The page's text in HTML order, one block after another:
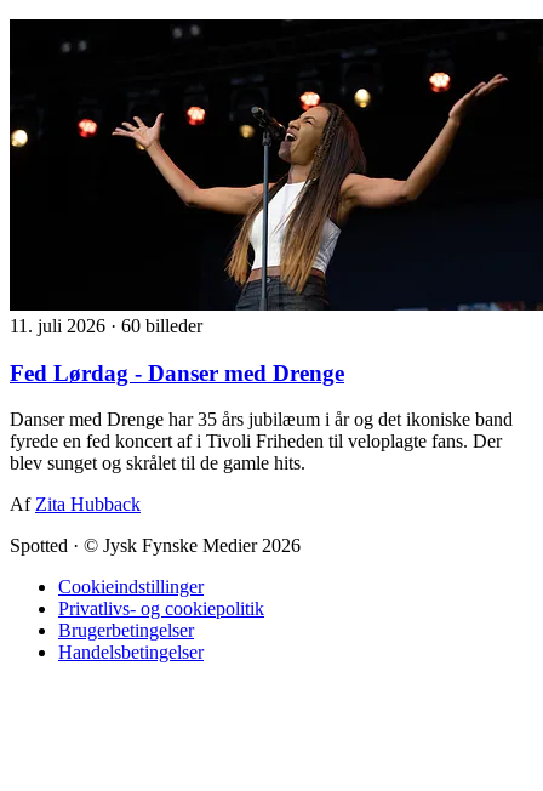
11. juli 2026 · 60 billeder
Fed Lørdag - Danser med Drenge
Danser med Drenge har 35 års jubilæum i år og det ikoniske band
fyrede en fed koncert af i Tivoli Friheden til veloplagte fans. Der
blev sunget og skrålet til de gamle hits.
Af Zita Hubback
Spotted · © Jysk Fynske Medier 2026
Cookieindstillinger
Privatlivs- og cookiepolitik
Brugerbetingelser
Handelsbetingelser